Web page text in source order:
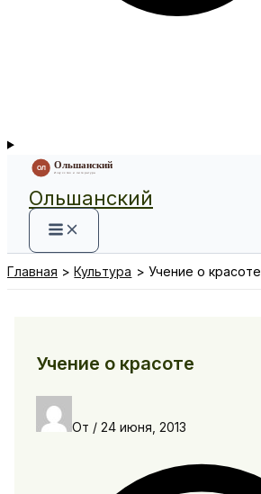
Ольшанский
Главная Культура Учение о красоте
Учение о красоте
От / 24 июня, 2013